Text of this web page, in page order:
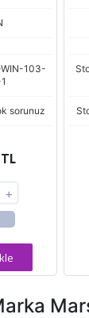
103-
sorunuz
+